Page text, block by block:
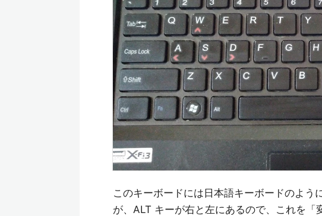
このキーボードには日本語キーボードのよう
が、ALT キーが右と左にあるので、これを